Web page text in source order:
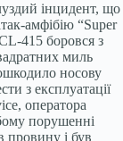
інцидент, що
амфібію “Super
415 боровся з
миль
носову
з експлуатації
оператора
порушенні
провину і був